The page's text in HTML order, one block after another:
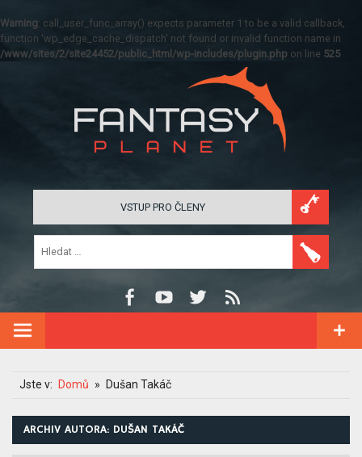
Warning: call_user_func_array() expects parameter 1 to be a valid callback,
function 'wp_edge_cache_dispatch' not found or invalid function name in
/www/sites/2/site24452/public_html/wp-includes/plugin.php on line 525
VSTUP PRO ČLENY
Jste v: Domů Dušan Takáč
ARCHIV AUTORA: DUŠAN TAKÁČ